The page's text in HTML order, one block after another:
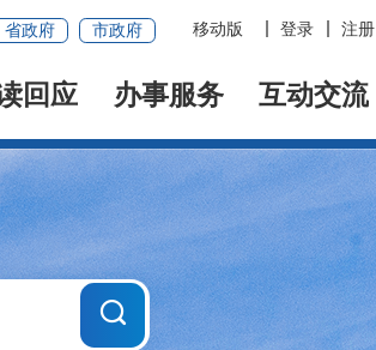
省政府 市政府 移动版 登录 注册
回应 办事服务 互动交流